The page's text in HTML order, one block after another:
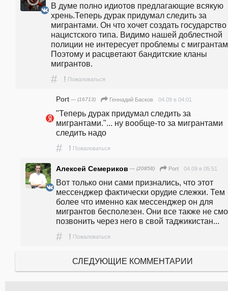
В думе полно идиотов предлагающие всякую
хрень.Теперь дурак придумал следить за
мигрантами. Он что хочет создать государство
нацистского типа. Видимо нашей доблестной
полиции не интересует проблемы с
Поэтому и расцветают бандитские кланы
мигрантов.
# ! Пожаловаться
Port — (16713) Геннадий Басков 04.09 в 04:01
"Теперь дурак придумал следить за
мигрантами."... ну вообще-то за мигрантами
следить надо
# ! Пожаловаться
Алексей Семериков — (20858) Port 04.09 в 05:51
Вот только они сами признались, что этот
мессенджер фактически орудие слежки. Тем
более что именно как мессенджер он для
мигрантов бесполезен. Они все также не
позвонить через него в свой таджикистан...
# ! Пожаловаться
СЛЕДУЮЩИЕ КОММЕНТАРИИ